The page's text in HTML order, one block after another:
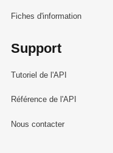
Fiches d'information
Support
Tutoriel de l'API
Référence de l'API
Nous contacter